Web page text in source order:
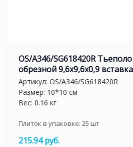
OS/A346/SG618420R
обрезной 9,6x9,6x0,9 вставка
Артикул: OS/A346/SG618420R
Размер: 10*10 см
Вес: 0.16 кг
Плиток в упаковке: 25 шт
215.94 руб.